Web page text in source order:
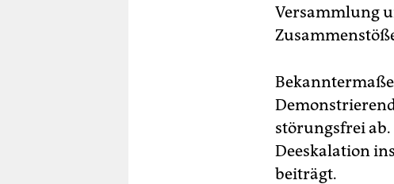
Versammlung
störungsfrei ab.
Deeskalation
beiträgt.